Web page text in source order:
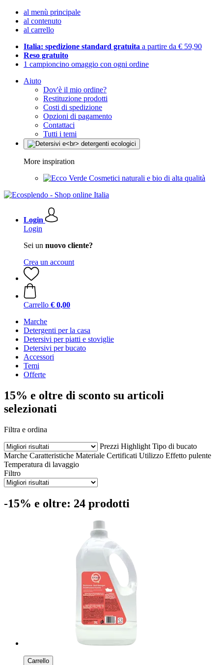
al menù principale
al contenuto
al carrello
Italia: spedizione standard gratuita a partire da € 59,90
Reso gratuito
1 campioncino omaggio con ogni ordine
Aiuto
Dov'è il mio ordine?
Restituzione prodotti
Costi di spedizione
Opzioni di pagamento
Contattaci
Tutti i temi
More inspiration
Cosmetici naturali e bio di alta qualità
Login
Login
Sei un nuovo cliente?
Crea un account
Carrello € 0,00
Marche
Detergenti per la casa
Detersivi per piatti e stoviglie
Detersivi per bucato
Accessori
Temi
Offerte
15% e oltre di sconto su articoli
selezionati
Filtra e ordina
Prezzi Highlight Tipo di bucato
Marche Caratteristiche Materiale Certificati Utilizzo Effetto pulente
Temperatura di lavaggio
Filtro
-15% e oltre: 24 prodotti
Carrello